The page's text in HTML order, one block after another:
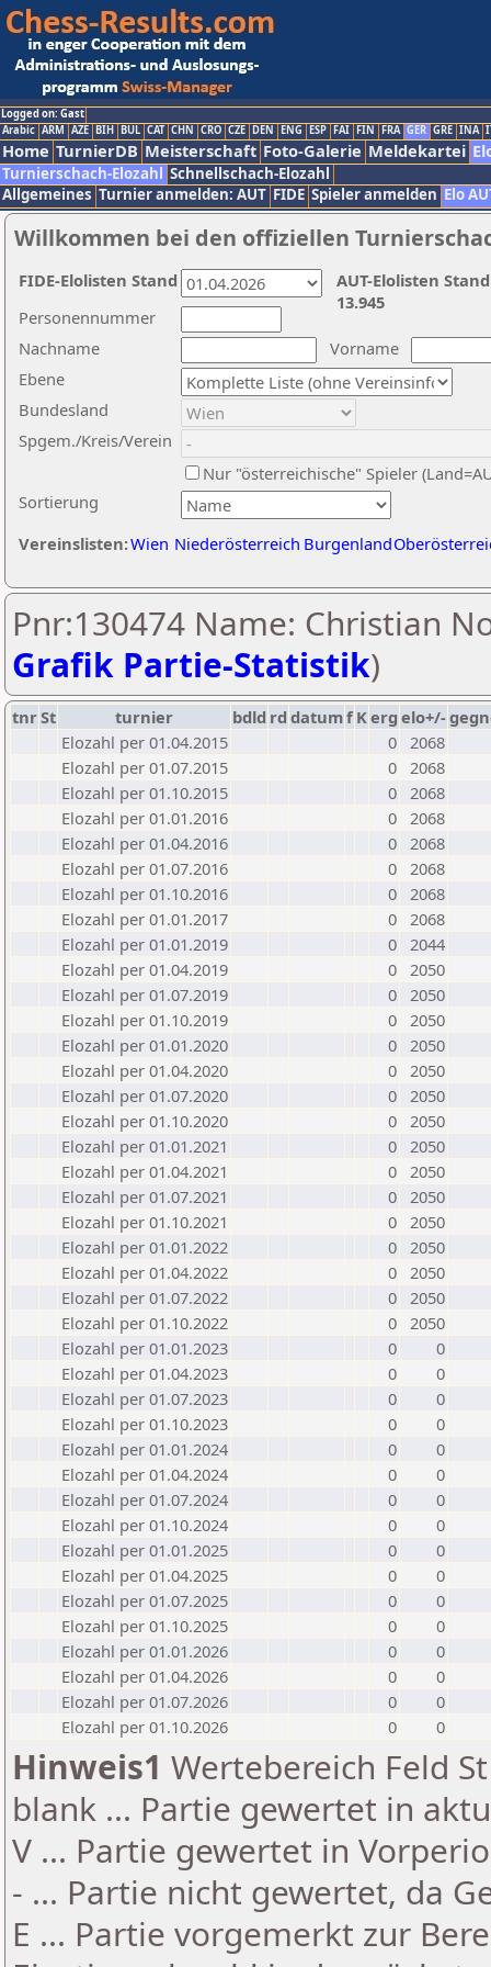
Logged on: Gast
Arabic ARM AZE BIH BUL CAT CHN CRO CZE DEN ENG ESP FAI FIN FRA GER GRE INA
Home TurnierDB Meisterschaft Foto-Galerie Meldekartei
Turnierschach-Elozahl Schnellschach-Elozahl
Allgemeines Turnier anmelden: AUT FIDE Spieler anmelden Elo
Willkommen bei den offiziellen
Nachname
Vorname
Ebene
Sortierung
Personennummer
Bundesland
Spgem./Kreis/Verein
Nur "österreichische" Spieler
Vereinslisten:Wien Niederösterreich Burgenland
AUT-Elolisten
13.945
FIDE-Elolisten Stand
Pnr:130474 Name: Christian
Grafik Partie-Statistik)
tnrSt turnier bdld rd datumf Kerg elo+/-
Elozahl per 01.04.2015
0 2068
Elozahl per 01.07.2015
0 2068
Elozahl per 01.10.2015
0 2068
Elozahl per 01.01.2016
0 2068
Elozahl per 01.04.2016
0 2068
Elozahl per 01.07.2016
0 2068
Elozahl per 01.10.2016
0 2068
Elozahl per 01.01.2017
0 2068
Elozahl per 01.01.2019
0 2044
Elozahl per 01.04.2019
0 2050
Elozahl per 01.07.2019
0 2050
Elozahl per 01.10.2019
0 2050
Elozahl per 01.01.2020
0 2050
Elozahl per 01.04.2020
0 2050
Elozahl per 01.07.2020
0 2050
Elozahl per 01.10.2020
0 2050
Elozahl per 01.01.2021
0 2050
Elozahl per 01.04.2021
0 2050
Elozahl per 01.07.2021
0 2050
Elozahl per 01.10.2021
0 2050
Elozahl per 01.01.2022
0 2050
Elozahl per 01.04.2022
0 2050
Elozahl per 01.07.2022
0 2050
Elozahl per 01.10.2022
0 2050
Elozahl per 01.01.2023
0
0
Elozahl per 01.04.2023
0
0
Elozahl per 01.07.2023
0
0
Elozahl per 01.10.2023
0
0
Elozahl per 01.01.2024
0
0
Elozahl per 01.04.2024
0
0
Elozahl per 01.07.2024
0
0
Elozahl per 01.10.2024
0
0
Elozahl per 01.01.2025
0
0
Elozahl per 01.04.2025
0
0
Elozahl per 01.07.2025
0
0
Elozahl per 01.10.2025
0
0
Elozahl per 01.01.2026
0
0
Elozahl per 01.04.2026
0
0
Elozahl per 01.07.2026
0
0
Elozahl per 01.10.2026
0 0
Hinweis1 Wertebereich Feld
blank ... Partie gewertet in
V ... Partie gewertet in
- ... Partie nicht gewertet, da
E ... Partie vorgemerkt zur